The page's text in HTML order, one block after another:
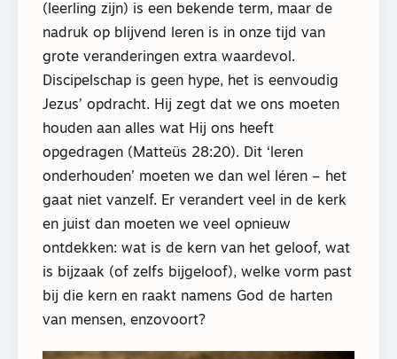
(leerling zijn) is een bekende term, maar de
nadruk op blijvend leren is in onze tijd van
grote veranderingen extra waardevol.
Discipelschap is geen hype, het is eenvoudig
Jezus’ opdracht. Hij zegt dat we ons moeten
houden aan alles wat Hij ons heeft
opgedragen (Matteüs 28:20). Dit ‘leren
onderhouden’ moeten we dan wel léren – het
gaat niet vanzelf. Er verandert veel in de kerk
en juist dan moeten we veel opnieuw
ontdekken: wat is de kern van het geloof, wat
is bijzaak (of zelfs bijgeloof), welke vorm past
bij die kern en raakt namens God de harten
van mensen, enzovoort?